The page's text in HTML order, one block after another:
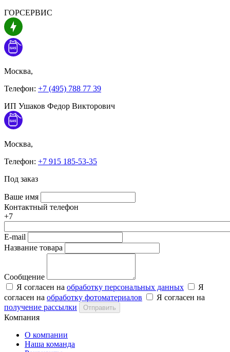
ГОРСЕРВИС
Москва,
Телефон: +7 (495) 788 77 39
ИП Ушаков Федор Викторович
Москва,
Телефон: +7 915 185-53-35
Под заказ
Ваше имя
Контактный телефон
+7
E-mail
Название товара
Сообщение
Я согласен на обработку персональных данных
Я
согласен на обработку фотоматериалов
Я согласен на
получение рассылки
Отправить
Компания
О компании
Наша команда